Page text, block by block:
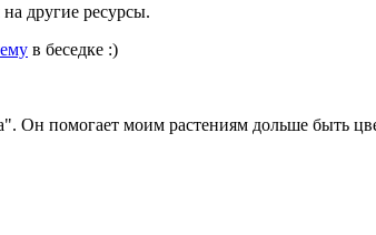
другие ресурсы.
в беседке :)
Он помогает моим растениям дольше быть